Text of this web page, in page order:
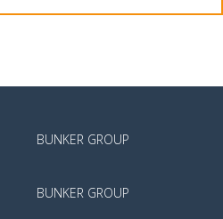
BUNKER GROUP
BUNKER GROUP